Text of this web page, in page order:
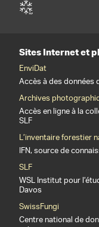
Sites Internet et
EnviDat
Accès à des
Archives
Accès en ligne à la
SLF
L’inventaire forestier
IFN, source de
SLF
WSL Institut pour
Davos
SwissFungi
Centre national de